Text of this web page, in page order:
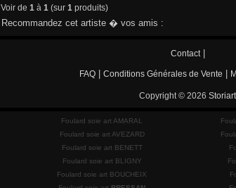
Voir de 1 à 1 (sur 1 produits)
Recommandez cet artiste � vos amis :
Contact|
FAQ Conditions Générales de Vente
Copyright © 2026 Storiart
Foulard soie art AMARAL
Foulard soie art AVEZARD
Foulard soie art BENETT
Foulard soie art BLIGNY
Foulard soie art BOUCHEIX